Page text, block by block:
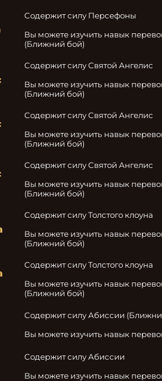
Содержит силу Персефоны
Вы можете изучить навык
(Ближний бой)
Содержит силу Святой Ангелис
Вы можете изучить навык
(Ближний бой)
Содержит силу Святой Ангелис
Вы можете изучить навык
(Ближний бой)
Содержит силу Святой Ангелис
Вы можете изучить навык
(Ближний бой)
Содержит силу Толстого клоуна
Вы можете изучить навык
(Ближний бой)
Содержит силу Толстого клоуна
Вы можете изучить навык
(Ближний бой)
Содержит силу Абиссии
Вы можете изучить навык
Содержит силу Абиссии
Вы можете изучить навык